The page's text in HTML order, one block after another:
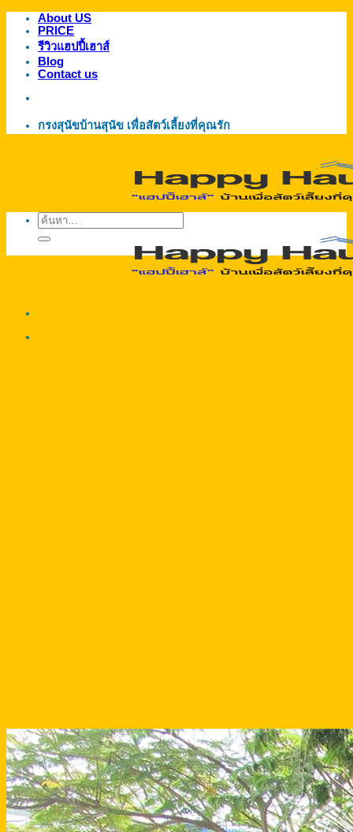
ข้าม
เนื้อหา
About US
PRICE
รีวิวแฮปปี้เฮาส์
Blog
Contact us
กรงสุนัขบ้านสุนัข เพื่อสัตว์เลี้ยงที่คุณรัก
ค้นหา: